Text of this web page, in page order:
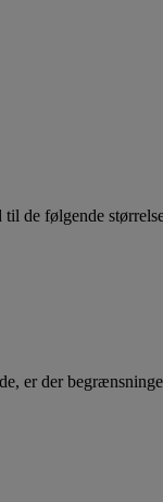
til de følgende
er der